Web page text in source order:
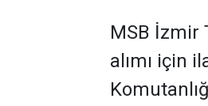
MSB İzmir
alımı için